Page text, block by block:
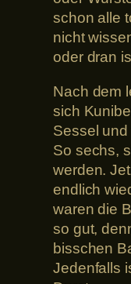
schon alle
nicht
oder dran
Nach dem
sich
Sessel
So sechs,
werden.
endlich
waren die
so gut,
bisschen
Jedenfalls